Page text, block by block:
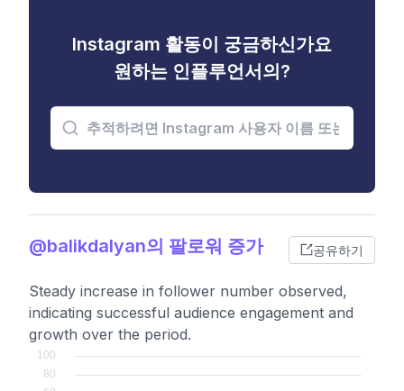
Instagram 활동이 궁금하신가요
원하는 인플루언서의?
@balikdalyan의 팔로워 증가 공유하기
Steady increase in follower number observed,
indicating successful audience engagement and
growth over the period.